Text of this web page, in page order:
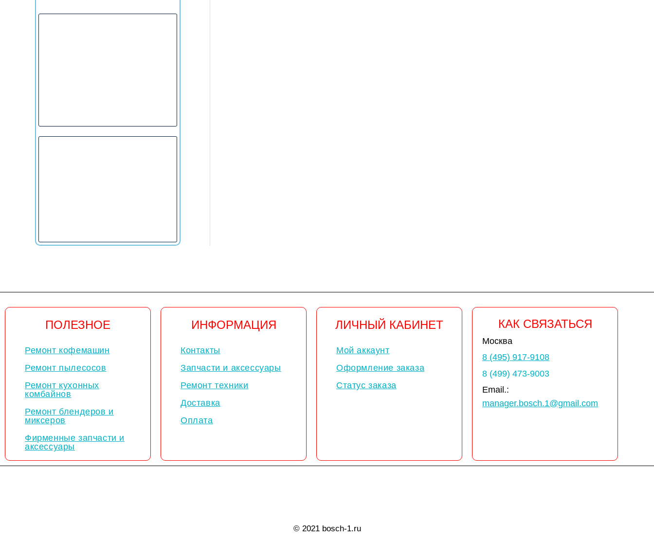
ПОЛЕЗНОЕ
Ремонт кофемашин
Ремонт пылесосов
Ремонт кухонных
комбайнов
Ремонт блендеров и
миксеров
Фирменные запчасти и
аксессуары
ИНФОРМАЦИЯ
Контакты
Запчасти и аксессуары
Ремонт техники
Доставка
Оплата
ЛИЧНЫЙ КАБИНЕТ
Мой аккаунт
Оформление заказа
Статус заказа
КАК СВЯЗАТЬСЯ
Москва
8 (495) 917-9108
8 (499) 473-9003
Email.:
manager.bosch.1@gmail.com
© 2021 bosch-1.ru